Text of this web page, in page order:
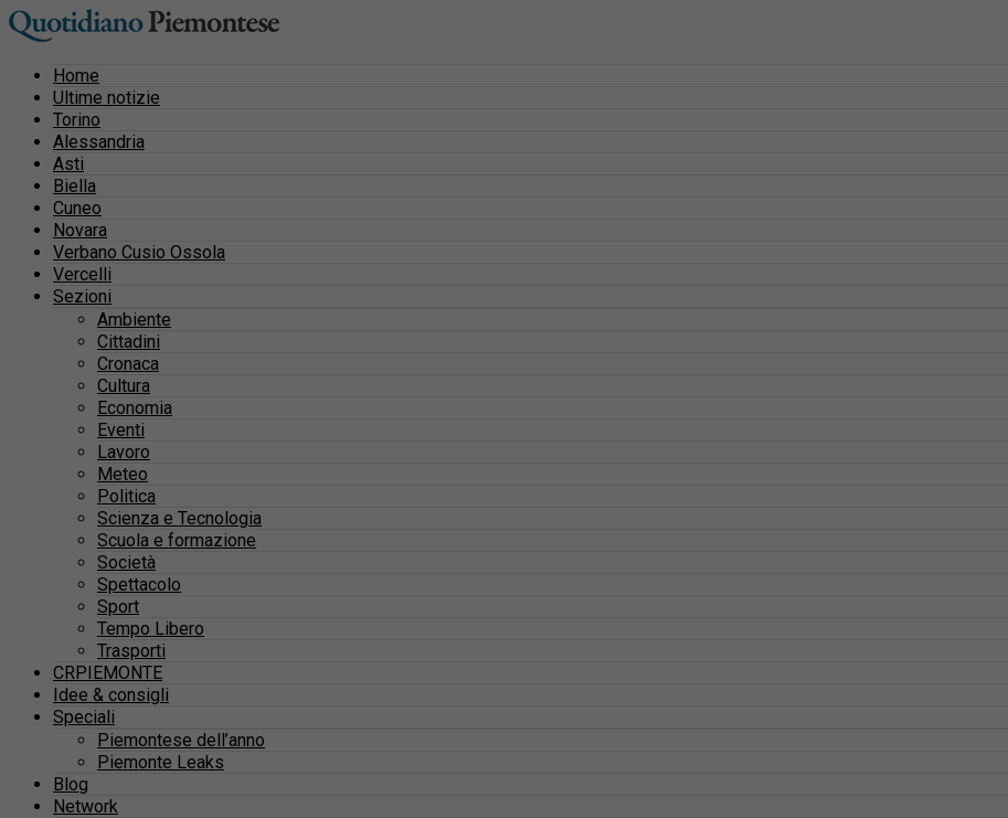
Home
Ultime notizie
Torino
Alessandria
Asti
Biella
Cuneo
Novara
Verbano Cusio Ossola
Vercelli
Sezioni
Ambiente
Cittadini
Cronaca
Cultura
Economia
Eventi
Lavoro
Meteo
Politica
Scienza e Tecnologia
Scuola e formazione
Società
Spettacolo
Sport
Tempo Libero
Trasporti
CRPIEMONTE
Idee & consigli
Speciali
Piemontese dell’anno
Piemonte Leaks
Blog
Network